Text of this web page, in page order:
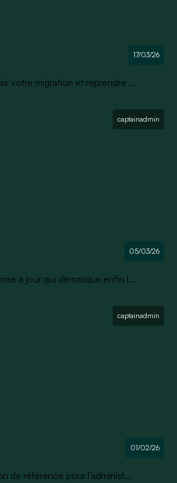
17/03/26
votre migration et reprendre ...
captainadmin
05/03/26
à jour qui démasque enfin l...
captainadmin
01/02/26
de référence pour l’administ...